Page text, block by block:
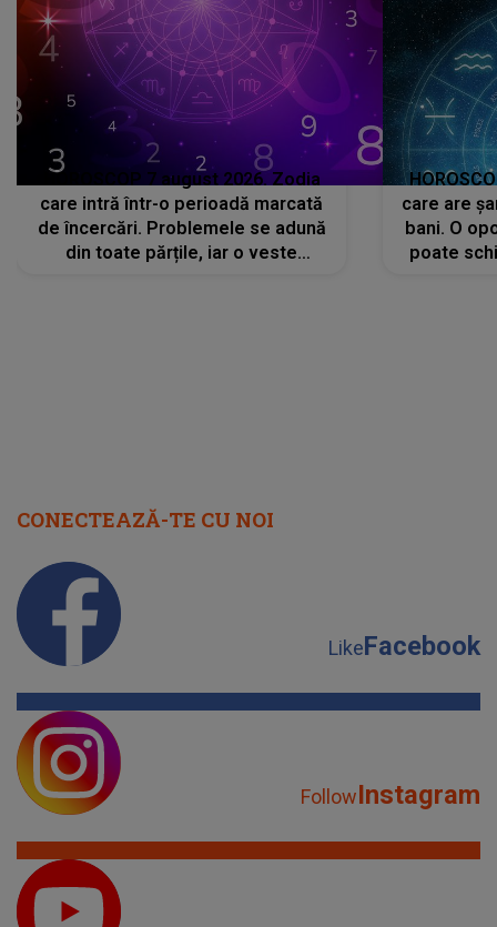
HOROSCOP 7 august 2026. Zodia
care intră într-o perioadă marcată
de încercări. Problemele se adună
din toate părțile, iar o veste
care are
bani. O
poate
CONECTEAZĂ-TE CU NOI
LikeFacebook
FollowInstagram